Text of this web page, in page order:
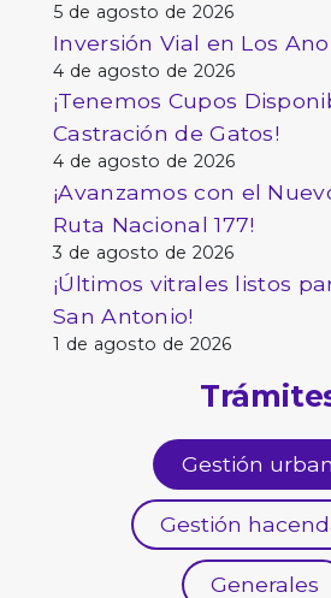
5 de agosto de 2026
Inversión Vial en Los
4 de agosto de 2026
¡Tenemos Cupos
Castración de Gatos!
4 de agosto de 2026
¡Avanzamos con el
Ruta Nacional 177!
3 de agosto de 2026
¡Últimos vitrales listos
San Antonio!
1 de agosto de 2026
Gestión
Gestión
Generales